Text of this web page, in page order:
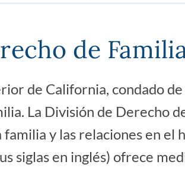
de
de California, condado
La División de Derecho
y las relaciones en el
siglas en inglés) ofrece